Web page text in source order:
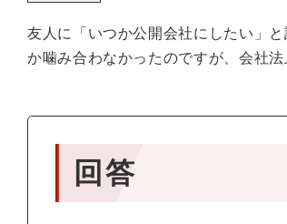
友人に「いつか公開会社にしたい」
か噛み合わなかったのですが、会社
回答